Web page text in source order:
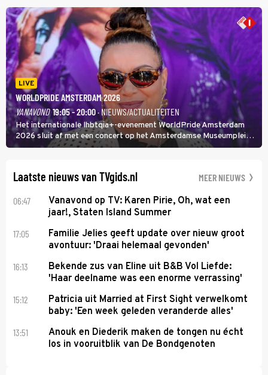
rapper Keizer opneemt tegen Edson da Graça en Marc-Marie
Huijbregts.
LIVE
WORLDPRIDE AMSTERDAM 2026
VANAVOND 19:05 - 20:00· NIEUWS/ACTUALITEITEN
Het internationale lhbtqia+-evenement WorldPride Amsterdam
2026 sluit af met een concert op het Amsterdamse Museumplein.
Anita Doth is een van de optredende artiesten. In de jaren 90
Laatste nieuws van TVgids.nl MEER NIEUWS
06:47
Vanavond op TV: Karen Pirie, Oh, wat een
jaar!, Staten Island Summer
17:05
Familie Jelies geeft update over nieuw groot
avontuur: 'Draai helemaal gevonden'
16:13
Bekende zus van Eline uit B&B Vol Liefde:
'Haar deelname was een enorme verrassing'
15:12
Patricia uit Married at First Sight verwelkomt
baby: 'Een week geleden veranderde alles'
13:51
Anouk en Diederik maken de tongen nu écht
los in vooruitblik van De Bondgenoten